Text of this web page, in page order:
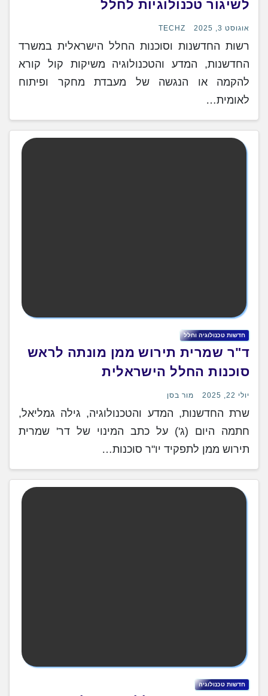
לשיגור טכנולוגיות לחלל
אוגוסט 3, 2025 TECHZ
רשות החדשנות וסוכנות החלל הישראלית במשרד
החדשנות, המדע והטכנולוגיה משיקות קול קורא
להקמה או הנגשה של מעבדת מחקר ופיתוח
לאומית…
חדשות טכנולוגיה וחלל
ד"ר שמרית תירוש ממן מונתה לראש
סוכנות החלל הישראלית
יולי 22, 2025 מור בסן
שרת החדשנות, המדע והטכנולוגיה, גילה גמליאל,
חתמה היום (ג') על כתב המינוי של דר' שמרית
תירוש ממן לתפקיד יו"ר סוכנות…
חדשות טכנולוגיה